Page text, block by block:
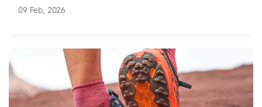
09 Feb, 2026